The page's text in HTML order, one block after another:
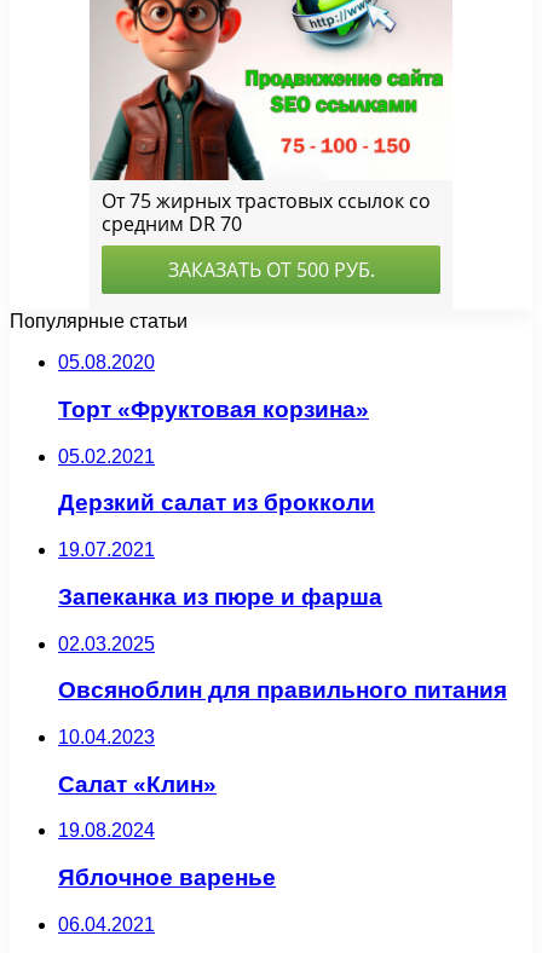
Популярные статьи
05.08.2020
Торт «Фруктовая корзина»
05.02.2021
Дерзкий салат из брокколи
19.07.2021
Запеканка из пюре и фарша
02.03.2025
Овсяноблин для правильного питания
10.04.2023
Салат «Клин»
19.08.2024
Яблочное варенье
06.04.2021